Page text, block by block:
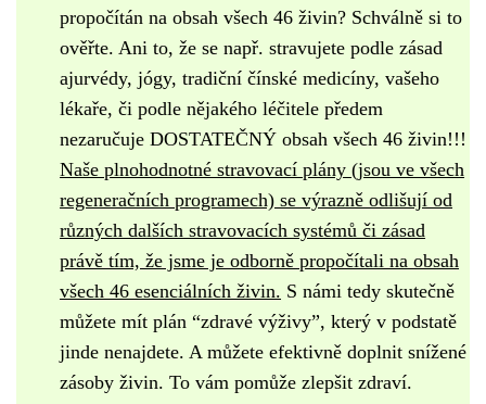
propočítán na obsah všech 46 živin? Schválně si to
ověřte. Ani to, že se např. stravujete podle zásad
ajurvédy, jógy, tradiční čínské medicíny, vašeho
lékaře, či podle nějakého léčitele předem
nezaručuje DOSTATEČNÝ obsah všech 46 živin!!!
Naše plnohodnotné stravovací plány (jsou ve všech
regeneračních programech) se výrazně odlišují od
různých dalších stravovacích systémů či zásad
právě tím, že jsme je odborně propočítali na obsah
všech 46 esenciálních živin. S námi tedy skutečně
můžete mít plán “zdravé výživy”, který v podstatě
jinde nenajdete. A můžete efektivně doplnit snížené
zásoby živin. To vám pomůže zlepšit zdraví.